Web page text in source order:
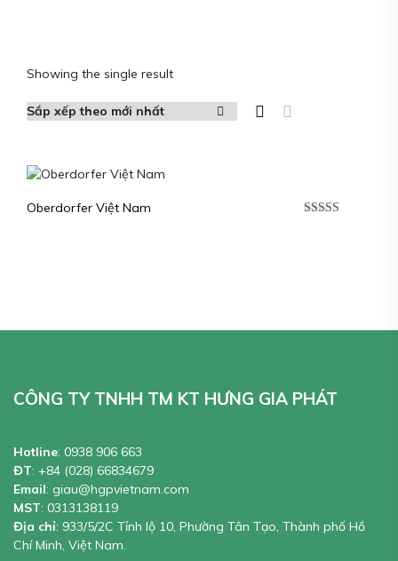
Showing the single result
Oberdorfer Việt Nam
CÔNG TY TNHH TM KT HƯNG GIA PHÁT
Hotline: 0938 906 663
ĐT: +84 (028) 66834679
Email: giau@hgpvietnam.com
MST: 0313138119
Địa chỉ: 933/5/2C Tỉnh lộ 10, Phường Tân Tạo, Thành phố Hồ
Chí Minh, Việt Nam.